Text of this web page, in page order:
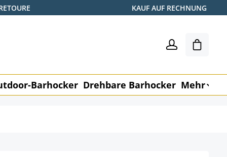
KAUF AUF RECHNUNG
Barhocker Drehbare Barhocker Mehr